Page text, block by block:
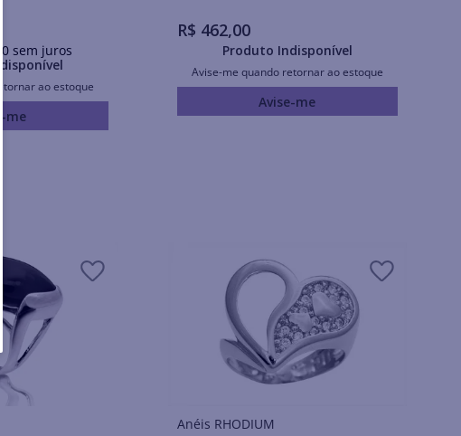
10sem juros
ao estoque
me
R$ 462,00
Produto Indisponível
Avise-me quando retornar ao estoque
Avise-me
Anéis RHODIUM